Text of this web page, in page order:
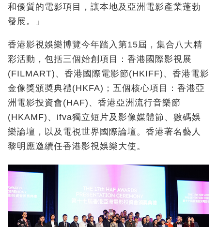
和優質的電影項目，讓本地及亞洲電影產業蓬勃
發展。」
香港影視娛樂博覽今年踏入第15屆，集合八大精
彩活動，包括三個始創項目：香港國際影視展
(FILMART)、香港國際電影節(HKIFF)、香港電影
金像獎頒奬典禮(HKFA)；五個核心項目：香港亞
洲電影投資會(HAF)、香港亞洲流行音樂節
(HKAMF)、ifva獨立短片及影像媒體節、數碼娛
樂論壇，以及電視世界國際論壇。香港著名藝人
黎明應邀續任香港影視娛樂大使。